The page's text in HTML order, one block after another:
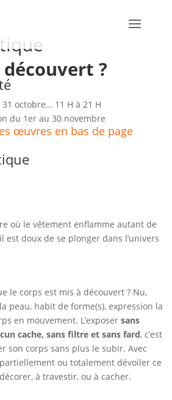
?
octobre… 11 H à 21 H
du 1er au 30 novembre
œuvres en bas de page
où le vêtement enflamme autant de
est doux de se plonger dans l’univers
le corps est mis à découvert ? Nu,
peau, habit de forme(s), expression la
en mouvement. L’exposersans
cache, sans filtre et sans fard, c’est
son corps sans plus le subir. Avec
ou totalement dévoiler ce
à travestir, ou à cacher.